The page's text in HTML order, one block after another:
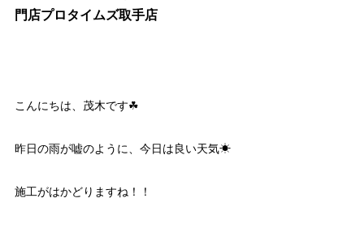
門店プロタイムズ取手店
こんにちは、茂木です☘
昨日の雨が嘘のように、今日は良い天気☀
施工がはかどりますね！！